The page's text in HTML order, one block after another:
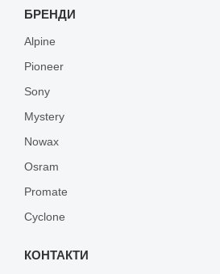
БРЕНДИ
Alpine
Pioneer
Sony
Mystery
Nowax
Osram
Promate
Cyclone